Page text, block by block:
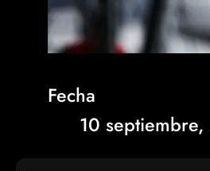
Fecha
10